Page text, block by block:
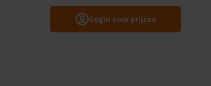
Login voor prijzen